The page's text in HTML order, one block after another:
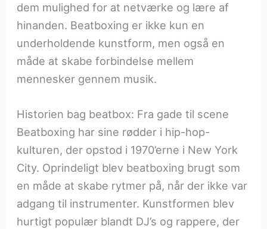
dem mulighed for at netværke og lære af
hinanden. Beatboxing er ikke kun en
underholdende kunstform, men også en
måde at skabe forbindelse mellem
mennesker gennem musik.
Historien bag beatbox: Fra gade til scene
Beatboxing har sine rødder i hip-hop-
kulturen, der opstod i 1970’erne i New York
City. Oprindeligt blev beatboxing brugt som
en måde at skabe rytmer på, når der ikke var
adgang til instrumenter. Kunstformen blev
hurtigt populær blandt DJ’s og rappere, der